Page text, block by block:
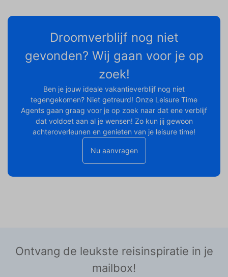
Droomverblijf nog niet
gevonden? Wij gaan voor je op
zoek!
Ben je jouw ideale vakantieverblijf nog niet
tegengekomen? Niet getreurd! Onze Leisure Time
Agents gaan graag voor je op zoek naar dat ene verblijf
dat voldoet aan al je wensen! Zo kun jij gewoon
achteroverleunen en genieten van je leisure time!
Nu aanvragen
Ontvang de leukste reisinspiratie in je
mailbox!